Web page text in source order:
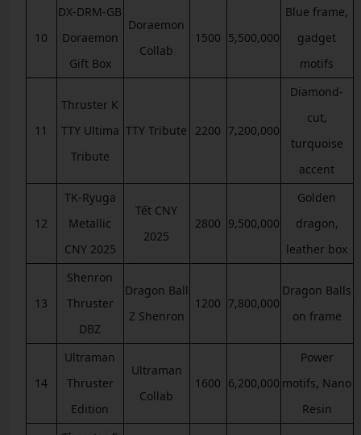
10
DX-DRM-GB
Doraemon
Gift Box
Doraemon
Collab
1500 5,500,000
Blue frame,
gadget
motifs
11
Thruster K
TTY Ultima
Tribute
TTY Tribute 2200 7,200,000
Diamond-
cut,
turquoise
accent
12
TK-Ryuga
Metallic
CNY 2025
Tết CNY
2025
2800 9,500,000
Golden
dragon,
leather box
13
Shenron
Thruster
DBZ
Dragon Ball
Z Shenron
1200 7,800,000
Dragon Balls
on frame
14
Ultraman
Thruster
Edition
Ultraman
Collab
1600 6,200,000
Power
motifs, Nano
Resin